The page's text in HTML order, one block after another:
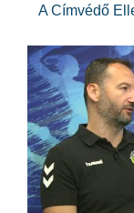
A Címvédő